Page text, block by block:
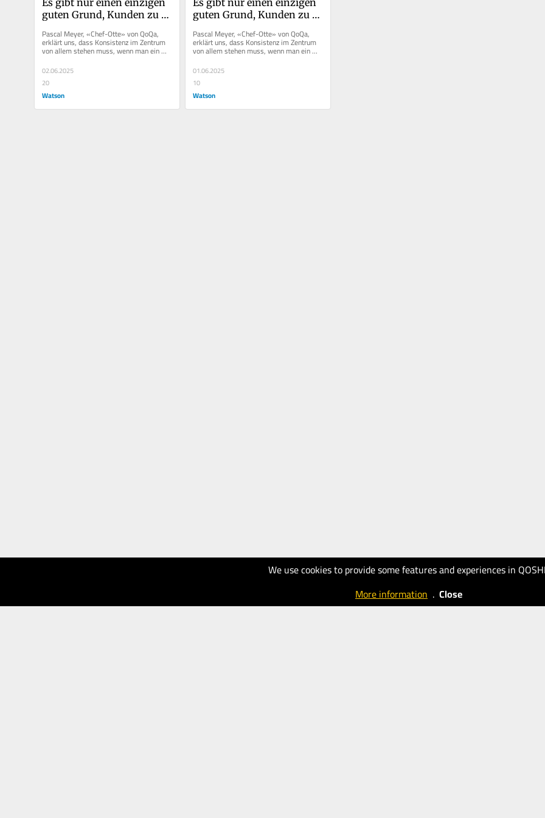
We use cookies to provide some features and experiences in
More information . Close
guten Grund, Kunden zu
Pascal Meyer, «Chef-Otte» von QoQa,
erklärt uns, dass Konsistenz im Zentrum
von allem stehen muss, wenn man ein
Unternehmen gründet –...
02.06.2025
20
Watson
guten Grund, Kunden zu
Pascal Meyer, «Chef-Otte» von QoQa,
erklärt uns, dass Konsistenz im Zentrum
von allem stehen muss, wenn man ein
Unternehmen gründet –...
01.06.2025
10
Watson